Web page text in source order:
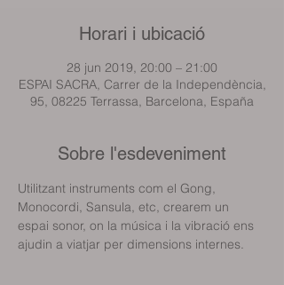
Horari i ubicació
28 jun 2019, 20:00 – 21:00
ESPAI SACRA, Carrer de la Independència,
95, 08225 Terrassa, Barcelona, España
Sobre l'esdeveniment
Utilitzant instruments com el Gong,
Monocordi, Sansula, etc, crearem un
espai sonor, on la música i la vibració ens
ajudin a viatjar per dimensions internes.